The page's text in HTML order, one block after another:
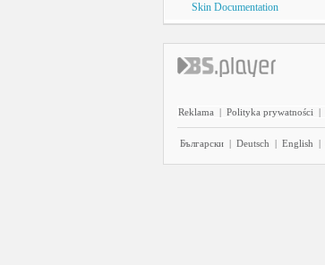
Skin Documentation
Reklama | Polityka prywatności |
Български | Deutsch | English |